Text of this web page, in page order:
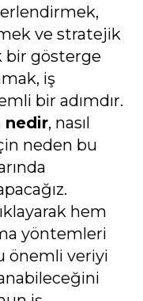
ve stratejik
bir gösterge
iş
bir adımdır.
nedir, nasıl
neden bu
hem
yöntemleri
önemli veriyi